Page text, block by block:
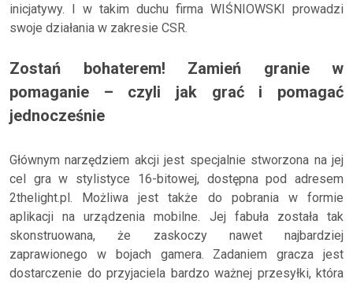
inicjatywy. I w takim duchu firma WIŚNIOWSKI prowadzi
swoje działania w zakresie CSR.
Zostań bohaterem! Zamień granie w
pomaganie – czyli jak grać i pomagać
jednocześnie
Głównym narzędziem akcji jest specjalnie stworzona na jej
cel gra w stylistyce 16-bitowej, dostępna pod adresem
2thelight.pl. Możliwa jest także do pobrania w formie
aplikacji na urządzenia mobilne. Jej fabuła została tak
skonstruowana, że zaskoczy nawet najbardziej
zaprawionego w bojach gamera. Zadaniem gracza jest
dostarczenie do przyjaciela bardzo ważnej przesyłki, która